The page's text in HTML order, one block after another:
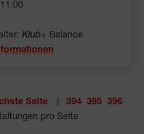
Klub+ Balance
Seite 394 395 396
pro Seite